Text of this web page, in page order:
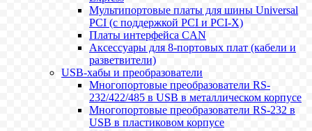
Мультипортовые платы для шины Universal
PCI (с поддержкой PCI и PCI-X)
Платы интерфейса CAN
Аксессуары для 8-портовых плат (кабели и
разветвители)
USB-хабы и преобразователи
Многопортовые преобразователи RS-
232/422/485 в USB в металлическом корпусе
Многопортовые преобразователи RS-232 в
USB в пластиковом корпусе